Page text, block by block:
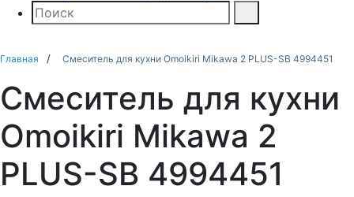
Поиск
Главная Смеситель для кухни Omoikiri Mikawa 2 PLUS-SB 4994451
Смеситель для кухни
Omoikiri Mikawa 2
PLUS-SB 4994451